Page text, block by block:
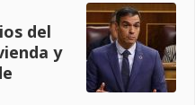
del
y